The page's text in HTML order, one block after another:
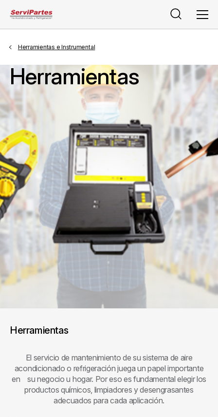
Buscar
Herramientas e Instrumental
Herramientas
Herramientas
El servicio de mantenimiento de su sistema de aire
acondicionado o refrigeración juega un papel importante
en su negocio u hogar. Por eso es fundamental elegir los
productos químicos, limpiadores y desengrasantes
adecuados para cada aplicación.